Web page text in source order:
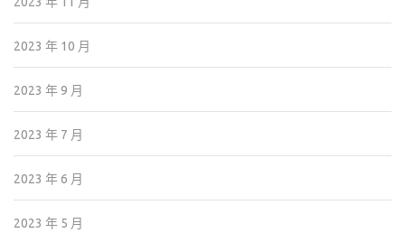
2023 年 10 月
2023 年 9 月
2023 年 7 月
2023 年 6 月
2023 年 5 月